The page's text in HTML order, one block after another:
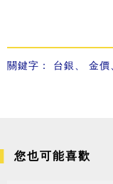
關鍵字： 台銀 金價
您也可能喜歡